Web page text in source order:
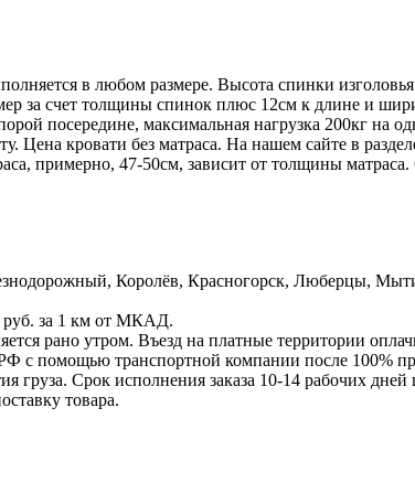
в любом размере. Высота спинки
за счет толщины спинок плюс 12см к длине и
посередине, максимальная нагрузка 200кг на
кровати без матраса. На нашем сайте в
примерно, 47-50см, зависит от толщины
Королёв, Красногорск, Люберцы,
руб. за 1 км от МКАД.
рано утром. Въезд на платные территории
помощью транспортной компании после 100%
Срок исполнения заказа 10-14 рабочих дней
товара.